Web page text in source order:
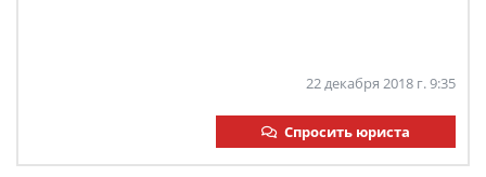
22 декабря 2018 г. 9:35
Спросить юриста